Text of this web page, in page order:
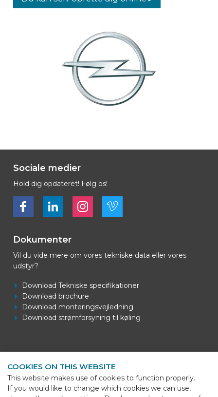
Sociale medier
Hold dig opdateret! Følg os!
Bekijk ons op FacebookBekijk ons op LinkedInBekijk ons op LinkedInBekijk ons op Vimeo
Dokumenter
Vil du vide mere om vores tekniske data eller vores
udstyr?
Download Tekniske specifikationer
Download brochure
Download monteringsvejledning
Download strømforsyning til køling
BEKS Systems
Meerheide 58
5521 DZ Eersel
COOKIES ON THIS WEBSITE
This website makes use of cookies to function properly.
If you would like to change which cookies we can use,